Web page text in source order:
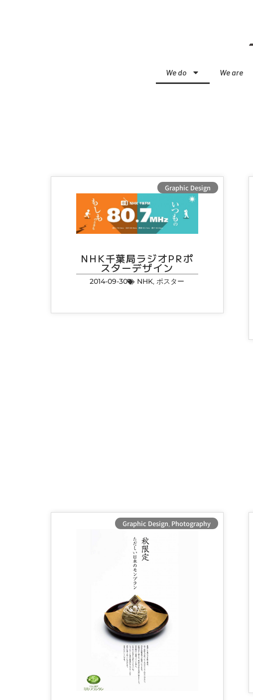
We do We are
Graphic Design
NHK千葉局ラジオPRポ
スターデザイン
2014-09-30 NHK,ポスター
Graphic Design, Photography